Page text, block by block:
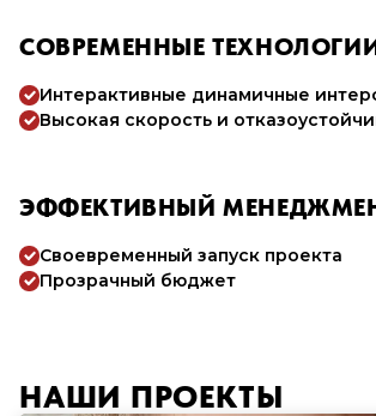
СОВРЕМЕННЫЕ
Интерактивные динамичные
Высокая скорость и
ЭФФЕКТИВНЫЙ
Своевременный запуск проекта
Прозрачный бюджет
НАШИ ПРОЕКТЫ